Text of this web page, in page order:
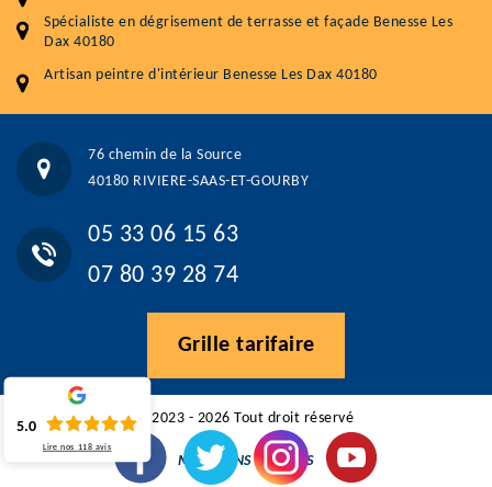
Spécialiste en dégrisement de terrasse et façade Benesse Les
Dax 40180
Artisan peintre d'intérieur Benesse Les Dax 40180
76 chemin de la Source
40180 RIVIERE-SAAS-ET-GOURBY
05 33 06 15 63
07 80 39 28 74
Grille tarifaire
Artisant local recommander
76 chemin de la Source 40180 RIVIERE-SAAS-ET-GOURBY
©2023 - 2026 Tout droit réservé
MENTIONS LÉGALES
5.0
Lire nos 118 avis